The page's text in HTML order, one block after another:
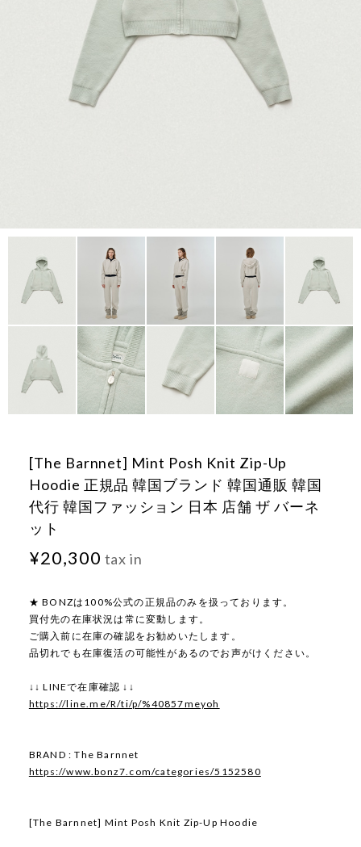
[The Barnnet] Mint Posh Knit Zip-Up
Hoodie 正規品 韓国ブランド 韓国通販 韓国
代行 韓国ファッション 日本 店舗 ザ バーネ
ット
¥20,300 tax in
★ BONZは100%公式の正規品のみを扱っております。
買付先の在庫状況は常に変動します。
ご購入前に在庫の確認をお勧めいたします。
品切れでも在庫復活の可能性があるのでお声がけください。
↓↓ LINEで在庫確認 ↓↓
https://line.me/R/ti/p/%40857meyoh
BRAND : The Barnnet
https://www.bonz7.com/categories/5152580
[The Barnnet] Mint Posh Knit Zip-Up Hoodie